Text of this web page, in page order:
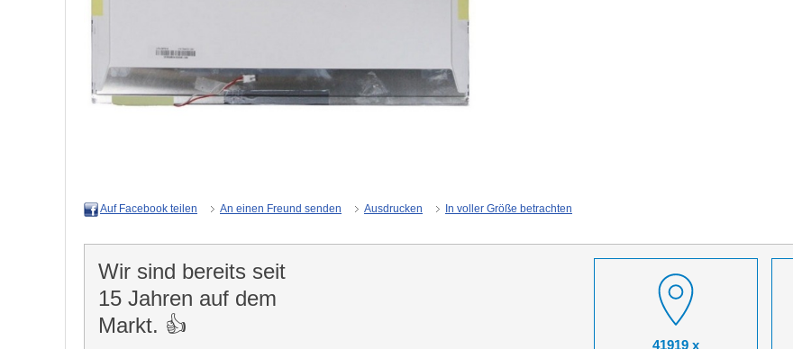
Auf Facebook teilen An einen Freund senden Ausdrucken In voller Größe betrachten
Wir sind bereits seit
15 Jahren auf dem
Markt. 👍
41919 x